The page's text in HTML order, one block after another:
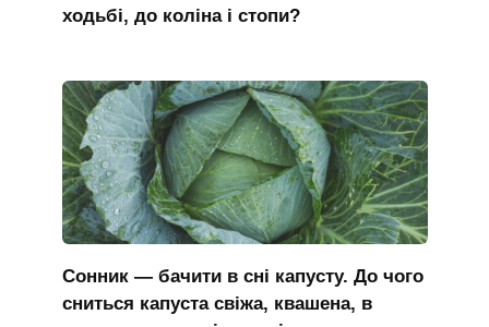
ходьбі, до коліна і стопи?
Сонник — бачити в сні капусту. До чого
сниться капуста свіжа, квашена, в